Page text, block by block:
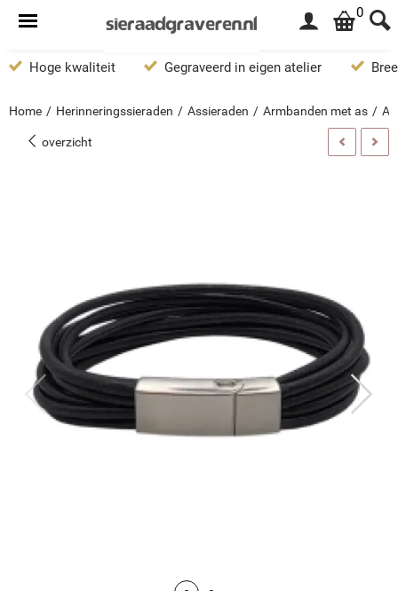
0
Hoge kwaliteit Gegraveerd in eigen atelier
Home / Herinneringssieraden / Assieraden / Armbanden met as /
overzicht